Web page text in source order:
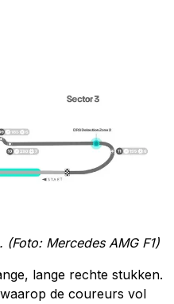
Mercedes AMG F1)
lange rechte stukken.
de coureurs vol